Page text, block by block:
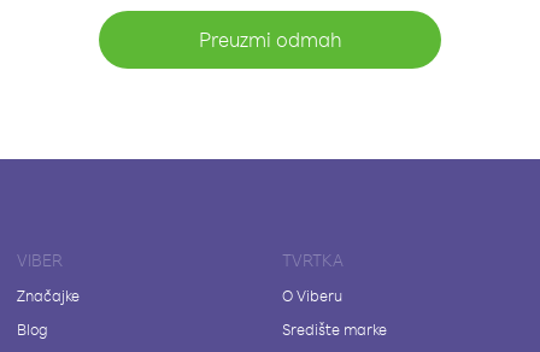
Preuzmi odmah
VIBER
Značajke
Blog
TVRTKA
O Viberu
Središte marke